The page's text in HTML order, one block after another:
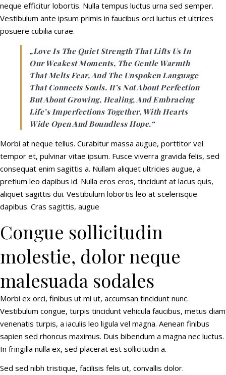
neque efficitur lobortis. Nulla tempus luctus urna sed semper.
Vestibulum ante ipsum primis in faucibus orci luctus et ultrices
posuere cubilia curae.
„Love Is The Quiet Strength That Lifts Us In
Our Weakest Moments, The Gentle Warmth
That Melts Fear, And The Unspoken Language
That Connects Souls. It’s Not About Perfection
But About Growing, Healing, And Embracing
Life’s Imperfections Together, With Hearts
Wide Open And Boundless Hope.“
Morbi at neque tellus. Curabitur massa augue, porttitor vel
tempor et, pulvinar vitae ipsum. Fusce viverra gravida felis, sed
consequat enim sagittis a. Nullam aliquet ultricies augue, a
pretium leo dapibus id. Nulla eros eros, tincidunt at lacus quis,
aliquet sagittis dui. Vestibulum lobortis leo at scelerisque
dapibus. Cras sagittis, augue
Congue sollicitudin
molestie, dolor neque
malesuada sodales
Morbi ex orci, finibus ut mi ut, accumsan tincidunt nunc.
Vestibulum congue, turpis tincidunt vehicula faucibus, metus diam
venenatis turpis, a iaculis leo ligula vel magna. Aenean finibus
sapien sed rhoncus maximus. Duis bibendum a magna nec luctus.
In fringilla nulla ex, sed placerat est sollicitudin a.
Sed sed nibh tristique, facilisis felis ut, convallis dolor.